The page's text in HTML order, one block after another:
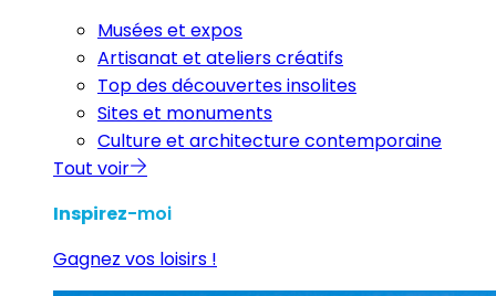
Musées et expos
Artisanat et ateliers créatifs
Top des découvertes insolites
Sites et monuments
Culture et architecture contemporaine
Tout voir
Inspirez-moi
Gagnez vos loisirs !